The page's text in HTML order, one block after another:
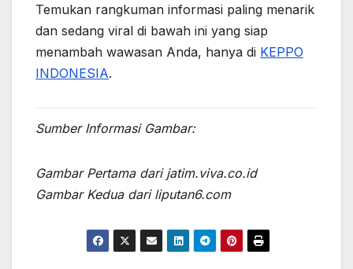
Temukan rangkuman informasi paling menarik
dan sedang viral di bawah ini yang siap
menambah wawasan Anda, hanya di KEPPO
INDONESIA.
Sumber Informasi Gambar:
Gambar Pertama dari jatim.viva.co.id
Gambar Kedua dari liputan6.com